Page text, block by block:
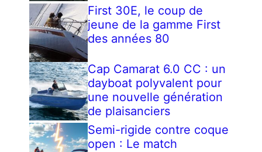
First 30E, le coup de
jeune de la gamme First
des années 80
Cap Camarat 6.0 CC : un
dayboat polyvalent pour
une nouvelle génération
de plaisanciers
Semi-rigide contre coque
open : Le match